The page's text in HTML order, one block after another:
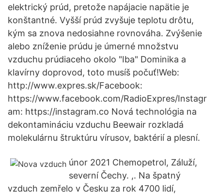
elektrický prúd, pretože napájacie napätie je
konštantné. Vyšší prúd zvyšuje teplotu drôtu,
kým sa znova nedosiahne rovnováha. Zvýšenie
alebo zníženie prúdu je úmerné množstvu
vzduchu prúdiaceho okolo "Iba" Dominika a
klavírny doprovod, toto musíš počuť!Web:
http://www.expres.sk/Facebook:
https://www.facebook.com/RadioExpres/Instagr
am: https://instagram.co Nová technológia na
dekontamináciu vzduchu Beewair rozkladá
molekulárnu štruktúru vírusov, baktérií a plesní.
únor 2021 Chemopetrol, Záluží,
severní Čechy. ,. Na špatný
vzduch zemřelo v Česku za rok 4700 lidí,